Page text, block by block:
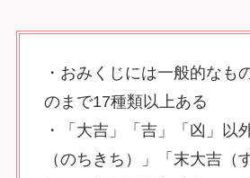
・おみくじには一般的なも
のまで17種類以上ある
・「大吉」「吉」「凶」以
（のちきち）」「末大吉（